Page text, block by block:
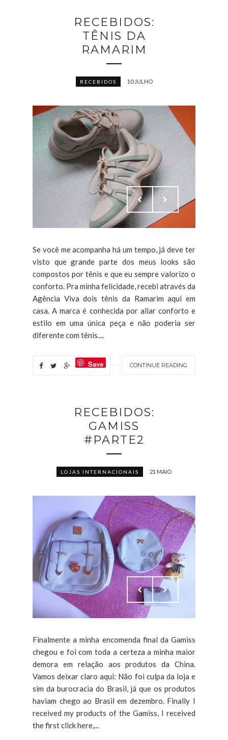
RECEBIDOS:
TÊNIS DA
RAMARIM
RECEBIDOS 10 JULHO
Se você me acompanha há um tempo, já deve ter
visto que grande parte dos meus looks são
compostos por tênis e que eu sempre valorizo o
conforto. Pra minha felicidade, recebi através da
Agência Viva dois tênis da Ramarim aqui em
casa. A marca é conhecida por aliar conforto e
estilo em uma única peça e não poderia ser
diferente com tênis....
CONTINUE READING
Save
RECEBIDOS:
GAMISS
#PARTE2
LOJAS INTERNACIONAIS 21 MAIO
Finalmente a minha encomenda final da Gamiss
chegou e foi com toda a certeza a minha maior
demora em relação aos produtos da China.
Vamos deixar claro aqui: Não foi culpa da loja e
sim da burocracia do Brasil, já que os produtos
haviam chego ao Brasil em dezembro. Finally I
received my products of the Gamiss, I received
the first click here,...